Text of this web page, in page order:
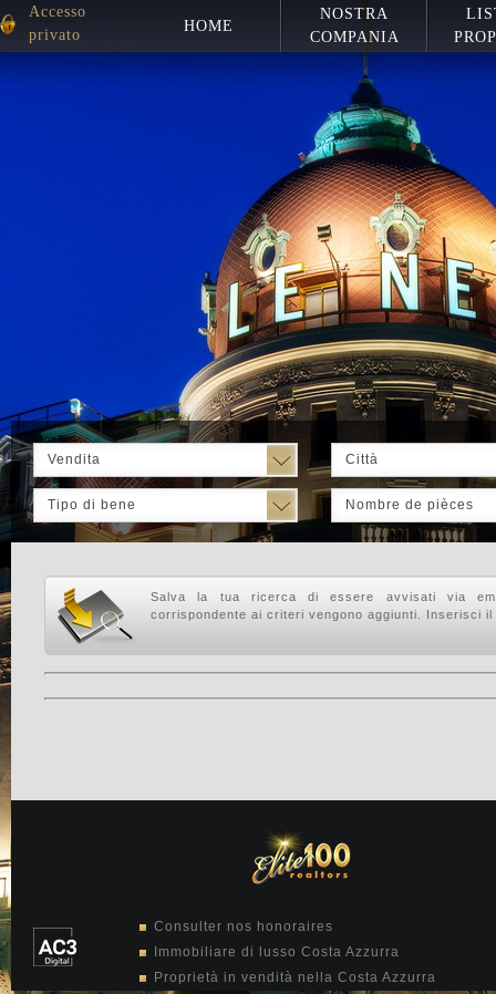
Accesso
privato
HOME
NOSTRA
COMPANIA
Vendita
Tipo di bene
Città
Nombre de pièces
Salva la tua ricerca di essere avvisati via
corrispondente ai criteri vengono aggiunti. Inserisci
Consulter nos honoraires
Immobiliare di lusso Costa Azzurra
Proprietà in vendità nella Costa Azzurra